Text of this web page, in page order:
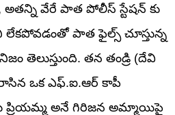
వేరే పాత పోలీస్ స్టేషన్ కు
లేకపోవడంతో పాత ఫైల్స్ చూస్తున్న
తెలుస్తుంది. తన తండ్రి (దేవి
ఒక ఎఫ్.ఐ.ఆర్ కాపీ
ప్రియమ్మ అనే గిరిజన అమ్మాయిపై